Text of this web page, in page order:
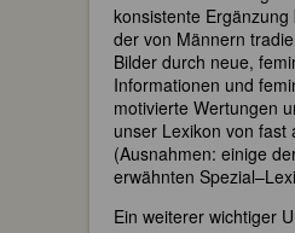
konsistente Ergänzung
der von Männern
Bilder durch neue,
Informationen und
motivierte Wertungen
unser Lexikon von fast
(Ausnahmen: einige
erwähnten
Ein weiterer wichtiger